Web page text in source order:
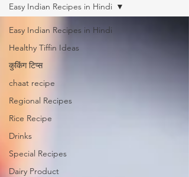
Easy Indian Recipes in Hindi
Healthy Tiffin Ideas
कुकिंग टिप्स
chaat recipe
Regional Recipes
Rice Recipe
Drinks
Special Recipes
Dairy Product
Easy Indian Recipes in Hindi